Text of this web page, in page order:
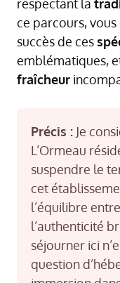
respectant la
ce parcours,
succès de ces
emblématiques,
fraîcheur
Précis : Je
L’Ormeau
suspendre le
cet
l’équilibre
l’authenticité
séjourner ici
question